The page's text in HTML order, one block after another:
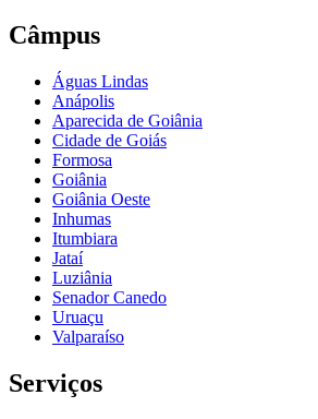
Câmpus
Águas Lindas
Anápolis
Aparecida de Goiânia
Cidade de Goiás
Formosa
Goiânia
Goiânia Oeste
Inhumas
Itumbiara
Jataí
Luziânia
Senador Canedo
Uruaçu
Valparaíso
Serviços